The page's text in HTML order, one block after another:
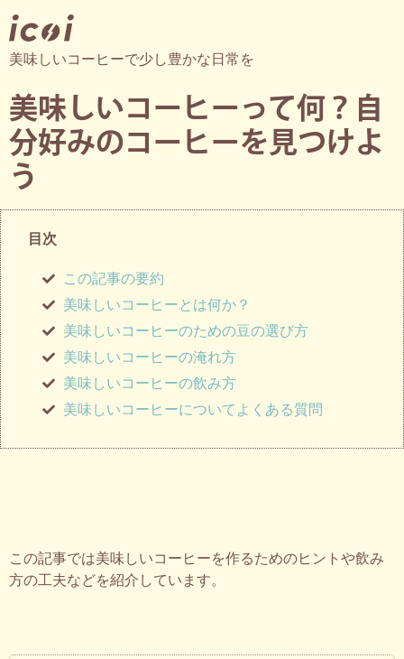
美味しいコーヒーで少し豊かな日常を
美味しいコーヒーって何？自
分好みのコーヒーを見つけよ
う
目次
この記事の要約
美味しいコーヒーとは何か？
美味しいコーヒーのための豆の選び方
美味しいコーヒーの淹れ方
美味しいコーヒーの飲み方
美味しいコーヒーについてよくある質問​
この記事では美味しいコーヒーを作るためのヒントや飲み
方の工夫などを紹介しています。